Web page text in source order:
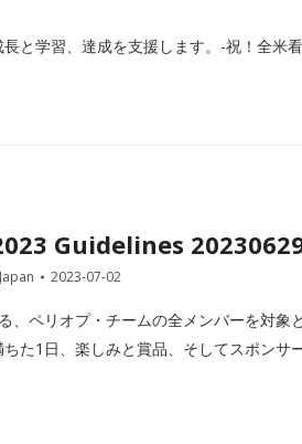
と学習、達成を支援します。-祝！全米
Guidelines
2023-07-02
、ペリオプ・チームの全メンバーを対象
た1日、楽しみと賞品、そしてスポンサ